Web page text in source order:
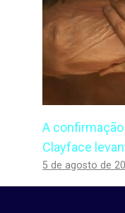
A
Clayface
5 de agosto de